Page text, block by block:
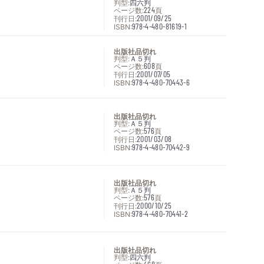
判型:四六判
ページ数:224頁
刊行日:2001/09/25
ISBN:978-4-480-81619-1
出版社品切れ
判型:Ａ５判
ページ数:608頁
刊行日:2001/07/05
ISBN:978-4-480-70443-6
出版社品切れ
判型:Ａ５判
ページ数:576頁
刊行日:2001/03/08
ISBN:978-4-480-70442-9
出版社品切れ
判型: Ａ５判
ページ数:576頁
刊行日:2000/10/25
ISBN:978-4-480-70441-2
出版社品切れ
判型:四六判